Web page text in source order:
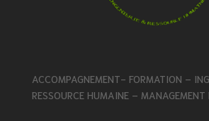
ACCOMPAGNEMENT- FORMATION –
RESSOURCE HUMAINE – MANAGEMENT